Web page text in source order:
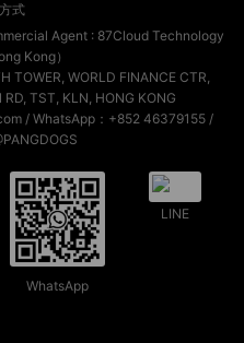
式
Agent : 87Cloud Technology
Kong）
TOWER, WORLD FINANCE CTR,
TST, KLN, HONG KONG
/ WhatsApp：+852 46379155 /
WhatsApp
LINE